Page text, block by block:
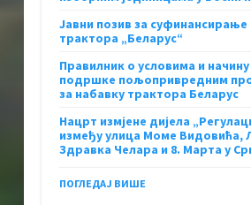
Јавни позив за суфинансирање
трактора „Беларус“
Правилник о условима и
подршке пољопривредним
за набавку трактора Беларус
Нацрт измјене дијела
између улица Моме Видовића,
Здравка Челара и 8. Марта у
ПОГЛЕДАЈ ВИШЕ